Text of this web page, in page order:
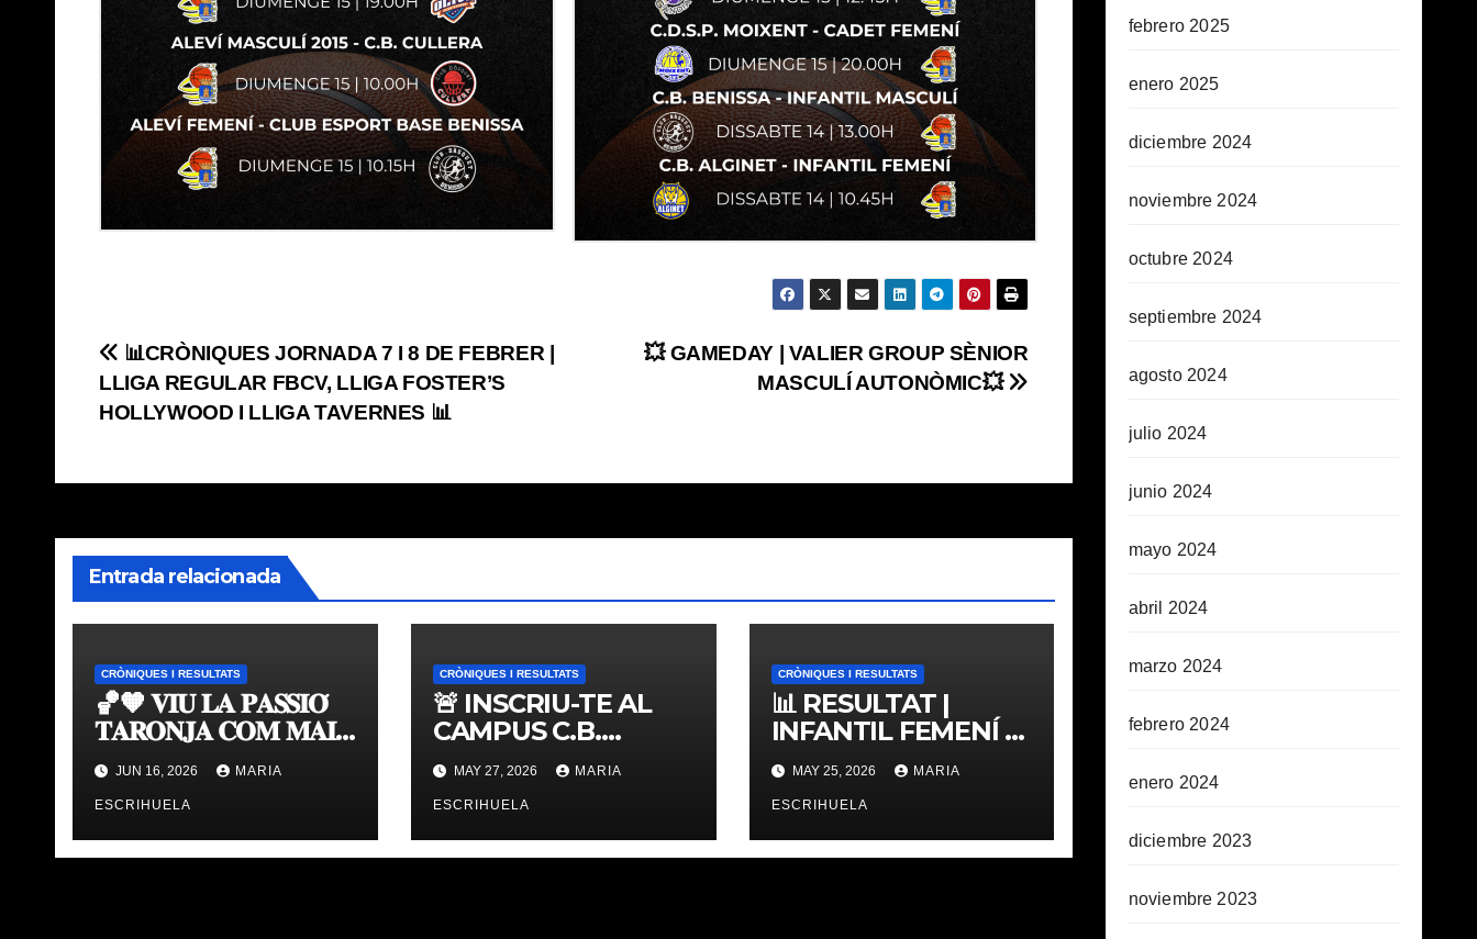
Navegación
de
💥 GAMEDAY | VALIER GROUP SÈNIOR
MASCULÍ AUTONÒMIC💥
📊CRÒNIQUES JORNADA 7 I 8 DE FEBRER |
LLIGA REGULAR FBCV, LLIGA FOSTER’S
HOLLYWOOD I LLIGA TAVERNES 📊
Entrada relacionada
CRÒNIQUES I RESULTATS
🏀🧡 𝐕𝐈𝐔 𝐋𝐀 𝐏𝐀𝐒𝐒𝐈𝐎́
𝐓𝐀𝐑𝐎𝐍𝐉𝐀 𝐂𝐎𝐌 𝐌𝐀𝐈
𝐀𝐁𝐀𝐍𝐒 | 𝐌𝐔𝐒𝐄𝐔 &
𝐓𝐎𝐔𝐑 𝐕𝐀𝐋𝐄𝐍𝐂𝐈𝐀
𝐁𝐀𝐒𝐊𝐄𝐓
JUN 16, 2026 MARIA
ESCRIHUELA
CRÒNIQUES I RESULTATS
🚨 INSCRIU-TE AL
CAMPUS C.B.
TAVERNES,
ÚLTIMES PLACES
MAY 27, 2026 MARIA
ESCRIHUELA
CRÒNIQUES I RESULTATS
📊 RESULTAT |
INFANTIL FEMENÍ 1ª
ZONAL 📊
MAY 25, 2026 MARIA
ESCRIHUELA
febrero 2025
enero 2025
diciembre 2024
noviembre 2024
octubre 2024
septiembre 2024
agosto 2024
julio 2024
junio 2024
mayo 2024
abril 2024
marzo 2024
febrero 2024
enero 2024
diciembre 2023
noviembre 2023